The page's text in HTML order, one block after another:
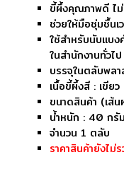
ขี้ผึ้งคุณภาพดี ไม่
ช่วยให้มือชุ่มชื้นเ
ใช้สำหรับนับแบง
ในสำนักงานทั่วไป
บรรจุในตลับพล
เนื้อขี้ผึ้งสี : เขียว
ขนาดสินค้า (เส้
น้ำหนัก : 40 กรัม
จำนวน 1 ตลับ
ราคาสินค้ายังไม่